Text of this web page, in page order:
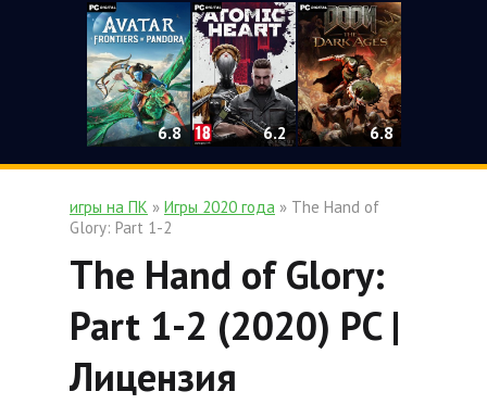
6.8 6.2 6.8
игры на ПК » Игры 2020 года » The Hand of
Glory: Part 1-2
The Hand of Glory:
Part 1-2 (2020) PC |
Лицензия